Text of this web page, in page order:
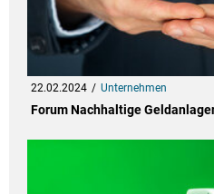
22.02.2024 Unternehmen
Forum Nachhaltige